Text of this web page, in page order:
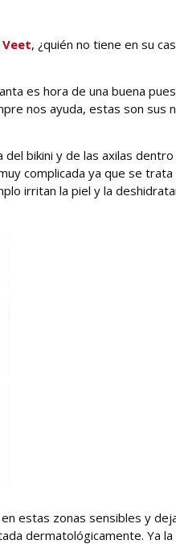
Veet, ¿quién no tiene en su
es hora de una buena
nos ayuda, estas son sus
del bikini y de las axilas
complicada ya que se
irritan la piel y la
estas zonas sensibles y
dermatológicamente. Ya